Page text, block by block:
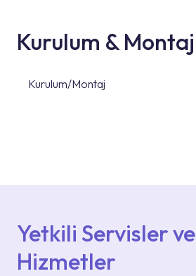
Kurulum & Montaj
Kurulum/Montaj
Yetkili Servisler ve
Hizmetler